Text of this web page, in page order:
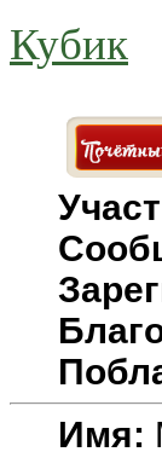
Кубик
Имя: